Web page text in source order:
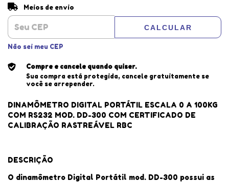
Entregas para o CEP:
Meios de envio
CALCULAR
Não sei meu CEP
Compre e cancele quando quiser.
Sua compra está protegida, cancele gratuitamente se
você se arrepender.
DINAMÔMETRO DIGITAL PORTÁTIL ESCALA 0 A 100KG
COM RS232 MOD. DD-300 COM CERTIFICADO DE
CALIBRAÇÃO RASTREÁVEL RBC
DESCRIÇÃO
O dinamômetro Digital Portátil mod. DD-300 possui as